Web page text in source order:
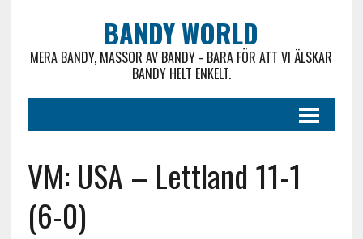
BANDY WORLD
MERA BANDY, MASSOR AV BANDY - BARA FÖR ATT VI ÄLSKAR
BANDY HELT ENKELT.
VM: USA – Lettland 11-1
(6-0)